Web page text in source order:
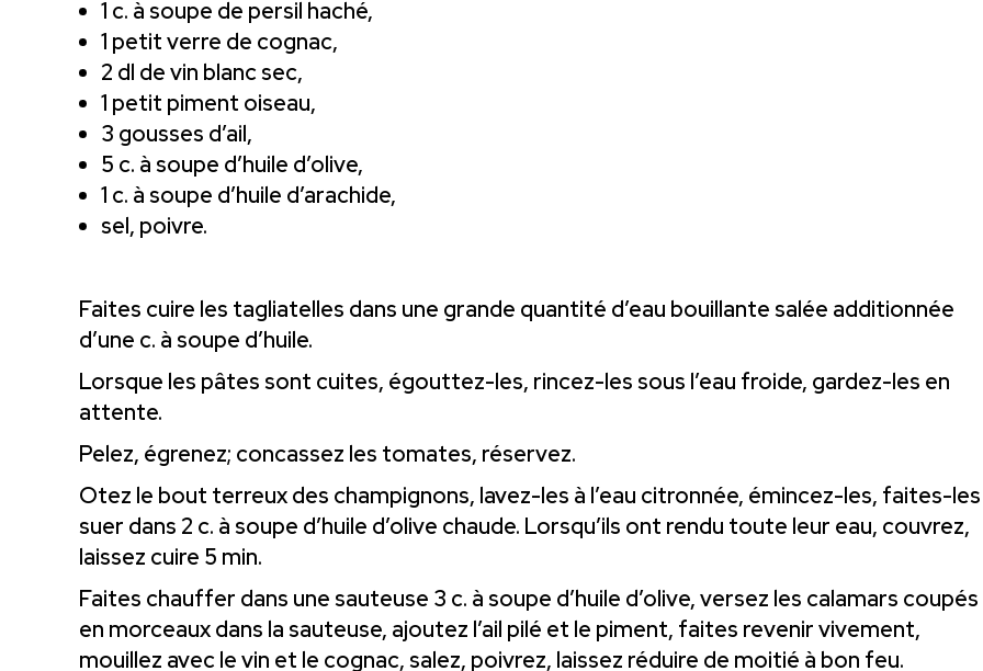
1 c. à soupe de persil haché,
1 petit verre de cognac,
2 dl de vin blanc sec,
1 petit piment oiseau,
3 gousses d’ail,
5 c. à soupe d’huile d’olive,
1 c. à soupe d’huile d’arachide,
sel, poivre.
Faites cuire les tagliatelles dans une grande quantité d’eau bouillante salée additionnée
d’une c. à soupe d’huile.
Lorsque les pâtes sont cuites, égouttez-les, rincez-les sous l’eau froide, gardez-les en
attente.
Pelez, égrenez; concassez les tomates, réservez.
Otez le bout terreux des champignons, lavez-les à l’eau citronnée, émincez-les, faites-les
suer dans 2 c. à soupe d’huile d’olive chaude. Lorsqu’ils ont rendu toute leur eau, couvrez,
laissez cuire 5 min.
Faites chauffer dans une sauteuse 3 c. à soupe d’huile d’olive, versez les calamars coupés
en morceaux dans la sauteuse, ajoutez l’ail pilé et le piment, faites revenir vivement,
mouillez avec le vin et le cognac, salez, poivrez, laissez réduire de moitié à bon feu.